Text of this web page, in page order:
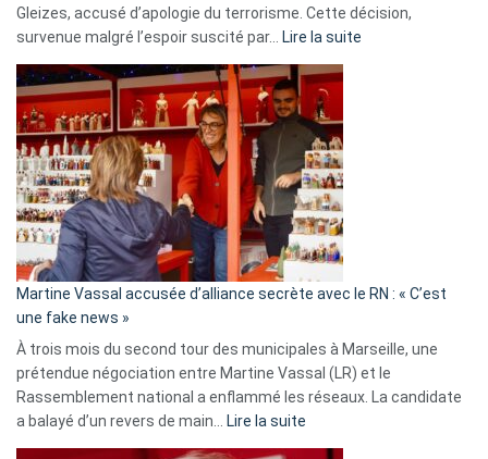
Gleizes, accusé d’apologie du terrorisme. Cette décision,
survenue malgré l’espoir suscité par…
Lire la suite
Algérie
Martine Vassal accusée d’alliance secrète avec le RN : « C’est
une fake news »
À trois mois du second tour des municipales à Marseille, une
prétendue négociation entre Martine Vassal (LR) et le
Rassemblement national a enflammé les réseaux. La candidate
a balayé d’un revers de main…
Lire la suite